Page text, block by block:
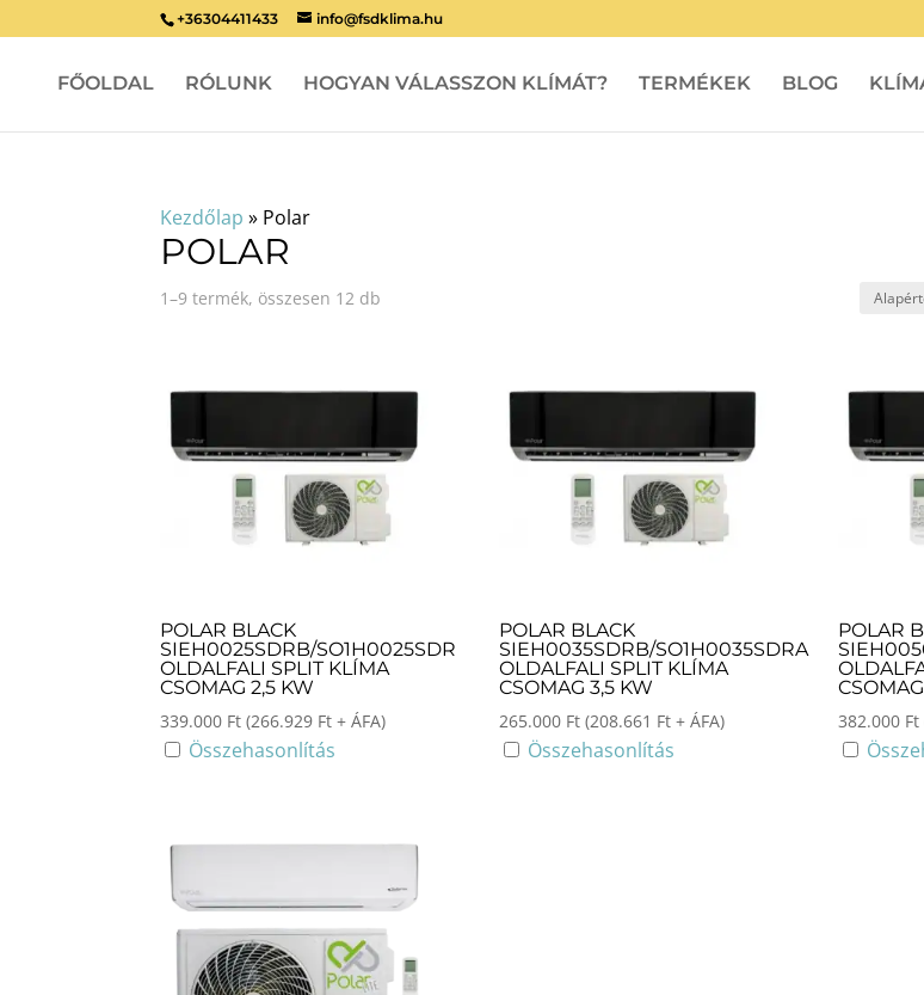
+36304411433 info@fsdklima.hu
FŐOLDAL RÓLUNK HOGYAN VÁLASSZON KLÍMÁT? TERMÉKEK BLOG
Kezdőlap » Polar
POLAR
1–9 termék, összesen 12 db
POLAR BLACK
SIEH0025SDRB/SO1H0025SDR
OLDALFALI SPLIT KLÍMA
CSOMAG 2,5 KW
339.000 Ft (266.929 Ft + ÁFA)
Összehasonlítás
POLAR BLACK
SIEH0035SDRB/SO1H0035SDRA
OLDALFALI SPLIT KLÍMA
CSOMAG 3,5 KW
265.000 Ft (208.661 Ft+ ÁFA)
Összehasonlítás
POLAR
382.000 Ft